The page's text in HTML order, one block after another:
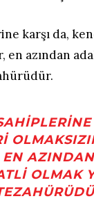
karşı da,
en azından
EN
OLMAK